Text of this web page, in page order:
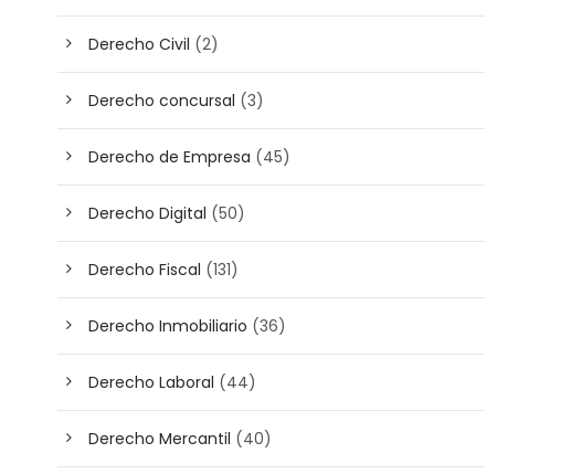
Derecho Civil (2)
Derecho concursal (3)
Derecho de Empresa (45)
Derecho Digital (50)
Derecho Fiscal (131)
Derecho Inmobiliario (36)
Derecho Laboral (44)
Derecho Mercantil (40)